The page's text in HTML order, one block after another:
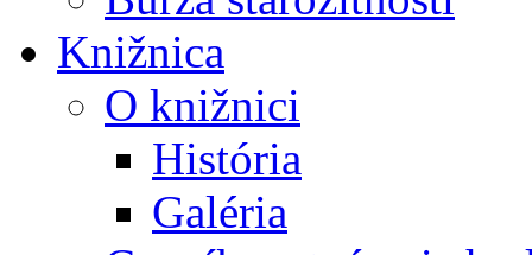
Knižnica
O knižnici
História
Galéria